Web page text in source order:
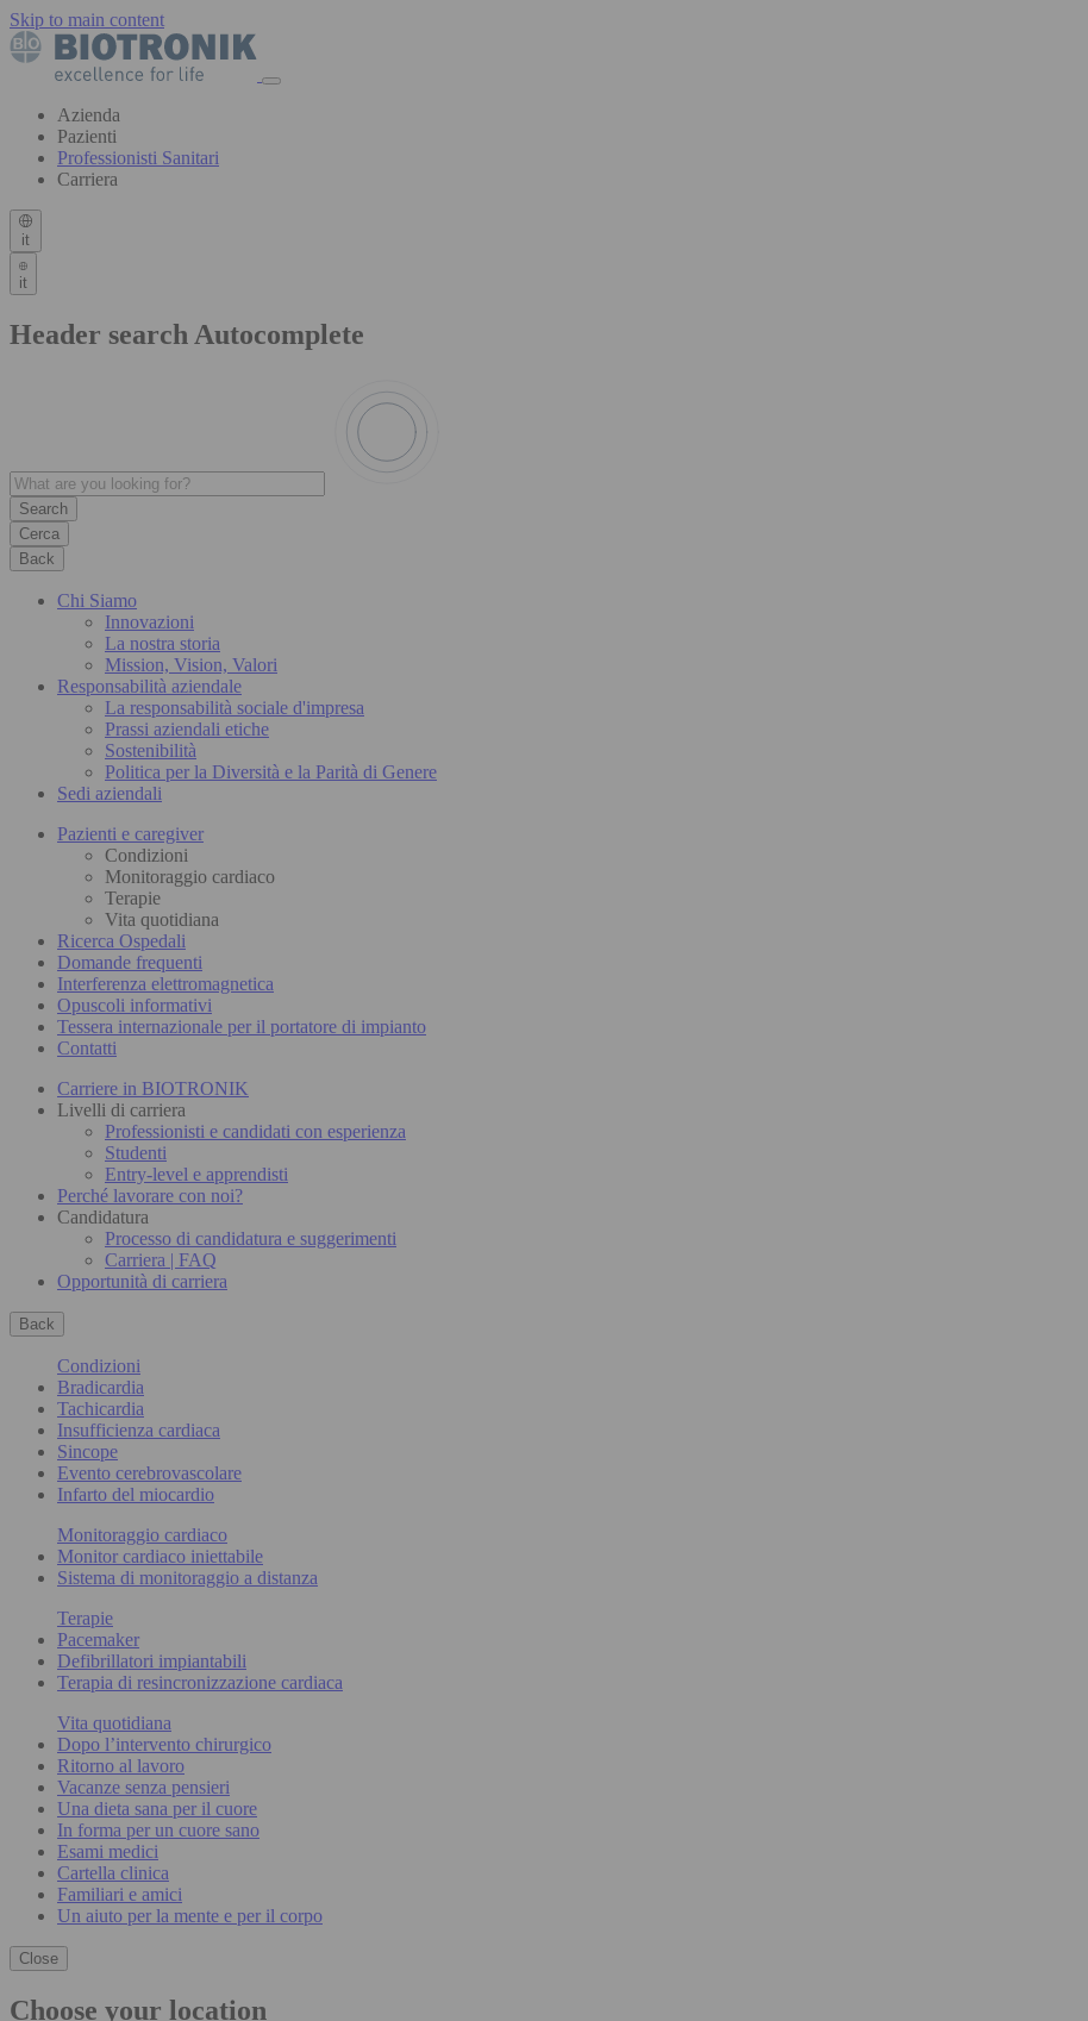
Skip to main content
Azienda
Pazienti
Professionisti Sanitari
Carriera
it
it
Header search Autocomplete
Cerca
Back
Chi Siamo
Innovazioni
La nostra storia
Mission, Vision, Valori
Responsabilità aziendale
La responsabilità sociale d'impresa
Prassi aziendali etiche
Sostenibilità
Politica per la Diversità e la Parità di Genere
Sedi aziendali
Pazienti e caregiver
Condizioni
Monitoraggio cardiaco
Terapie
Vita quotidiana
Ricerca Ospedali
Domande frequenti
Interferenza elettromagnetica
Opuscoli informativi
Tessera internazionale per il portatore di impianto
Contatti
Carriere in BIOTRONIK
Livelli di carriera
Professionisti e candidati con esperienza
Studenti
Entry-level e apprendisti
Perché lavorare con noi?
Candidatura
Processo di candidatura e suggerimenti
Carriera | FAQ
Opportunità di carriera
Back
Condizioni
Bradicardia
Tachicardia
Insufficienza cardiaca
Sincope
Evento cerebrovascolare
Infarto del miocardio
Monitoraggio cardiaco
Monitor cardiaco iniettabile
Sistema di monitoraggio a distanza
Terapie
Pacemaker
Defibrillatori impiantabili
Terapia di resincronizzazione cardiaca
Vita quotidiana
Dopo l’intervento chirurgico
Ritorno al lavoro
Vacanze senza pensieri
Una dieta sana per il cuore
In forma per un cuore sano
Esami medici
Cartella clinica
Familiari e amici
Un aiuto per la mente e per il corpo
Close
Choose your location